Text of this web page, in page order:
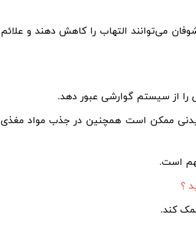
می‌توانند التهاب را کاهش دهند و علائم
را از سیستم گوارشی عبور دهد.
ممکن است همچنین در جذب مواد مغذی
است.
؟
کند.